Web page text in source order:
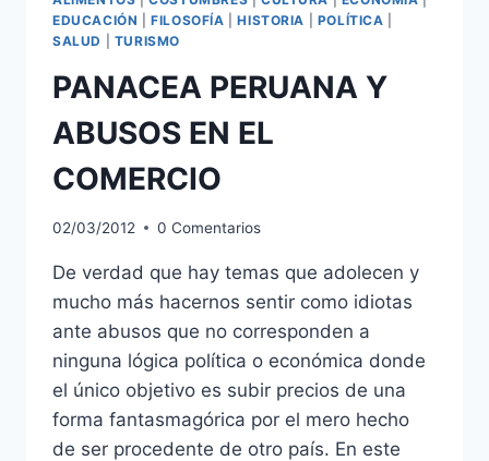
EDUCACIÓN |FILOSOFÍA |HISTORIA POLÍTICA
SALUD
TURISMO
PANACEA PERUANA Y
ABUSOS EN EL
COMERCIO
02/03/2012 0 Comentarios
De verdad que hay temas que adolecen y
mucho más hacernos sentir como idiotas
ante abusos que no corresponden a
ninguna lógica política o económica donde
el único objetivo es subir precios de una
forma fantasmagórica por el mero hecho
de ser procedente de otro país. En este